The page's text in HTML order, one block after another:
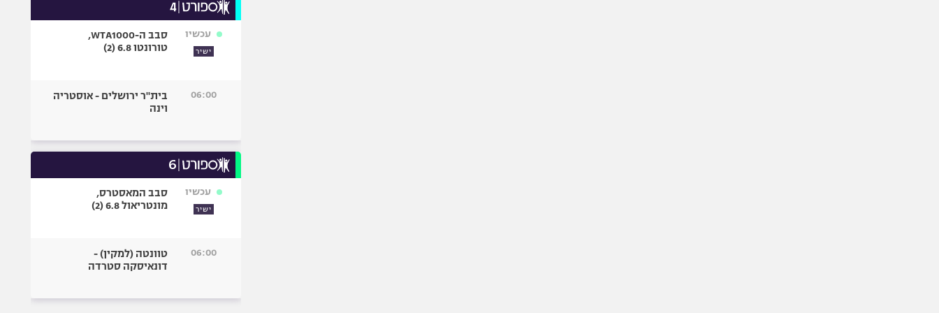
עכשיו
ישיר
סבב ה-WTA1000,
טורונטו 6.8 (2)
06:00
בית"ר ירושלים - אוסטריה
וינה
עכשיו
ישיר
סבב המאסטרס,
מונטריאול 6.8 (2)
06:00
טוונטה (למקין) -
דונאיסקה סטרדה